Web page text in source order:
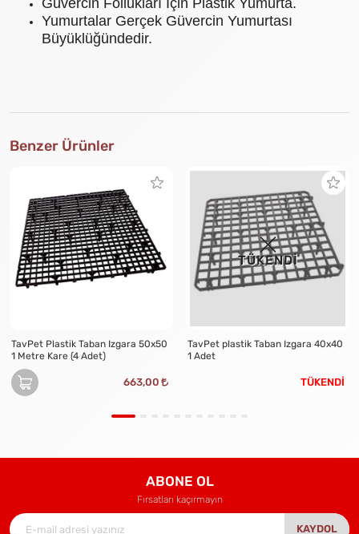
Güvercin Follukları İçin Plastik Yumurta.
Yumurtalar Gerçek Güvercin Yumurtası
Büyüklüğündedir.
Benzer Ürünler
TavPet Plastik Taban Izgara 50x50
1 Metre Kare (4 Adet)
663,00
TÜKENDİ
TavPet plastik Taban Izgara 40x40
1 Adet
TÜKENDİ
ABONE OL
Fırsatları kaçırmayın
KAYDOL